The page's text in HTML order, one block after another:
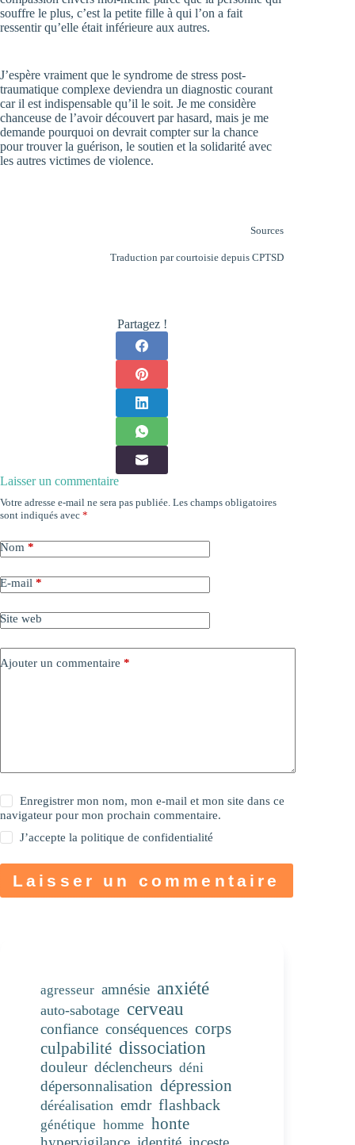
souffre le plus, c’est la petite fille à qui l’on a fait
ressentir qu’elle était inférieure aux autres.
J’espère vraiment que le syndrome de stress post-
traumatique complexe deviendra un diagnostic courant
car il est indispensable qu’il le soit. Je me considère
chanceuse de l’avoir découvert par hasard, mais je me
demande pourquoi on devrait compter sur la chance
pour trouver la guérison, le soutien et la solidarité avec
les autres victimes de violence.
Sources
Traduction par courtoisie depuisCPTSD
Partagez !
Laisser un commentaire
Votre adresse e-mail ne sera pas publiée. Les champs obligatoires
sont indiqués avec *
Nom *
E-mail *
Site web
Ajouter un commentaire *
Enregistrer mon nom, mon e-mail et mon site dans ce
navigateur pour mon prochain commentaire.
J’accepte lapolitique de confidentialité
Laisser un commentaire
agresseur amnésie anxiété
auto-sabotage cerveau
confiance conséquences corps
culpabilité dissociation
douleur déclencheurs déni
dépersonnalisation dépression
déréalisation emdr flashback
génétique homme honte